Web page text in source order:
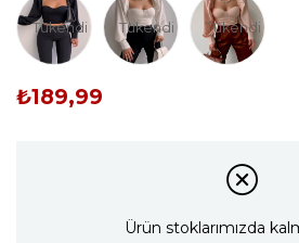
Tükendi Tükendi Tükendi
₺189,99
Ürün stoklarımızda